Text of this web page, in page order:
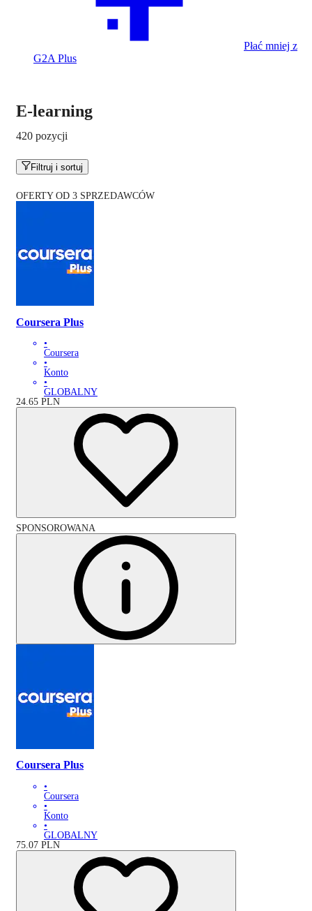
Płać mniej z
G2A Plus
E-learning
420 pozycji
Filtruj i sortuj
OFERTY OD 3 SPRZEDAWCÓW
Coursera Plus
•
Coursera
•
Konto
•
GLOBALNY
24.65 PLN
SPONSOROWANA
Coursera Plus
•
Coursera
•
Konto
•
GLOBALNY
75.07 PLN